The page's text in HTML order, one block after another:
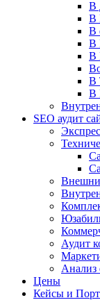
В
В
В
В
В
В
В
SEO аудит
Аудит
Анализ
Цены
Кейсы и